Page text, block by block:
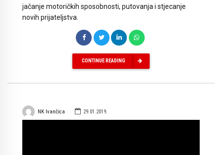
jačanje motoričkih sposobnosti, putovanja i stjecanje
novih prijateljstva.
CONTINUE READING
NK Ivančica 29.01.2019.